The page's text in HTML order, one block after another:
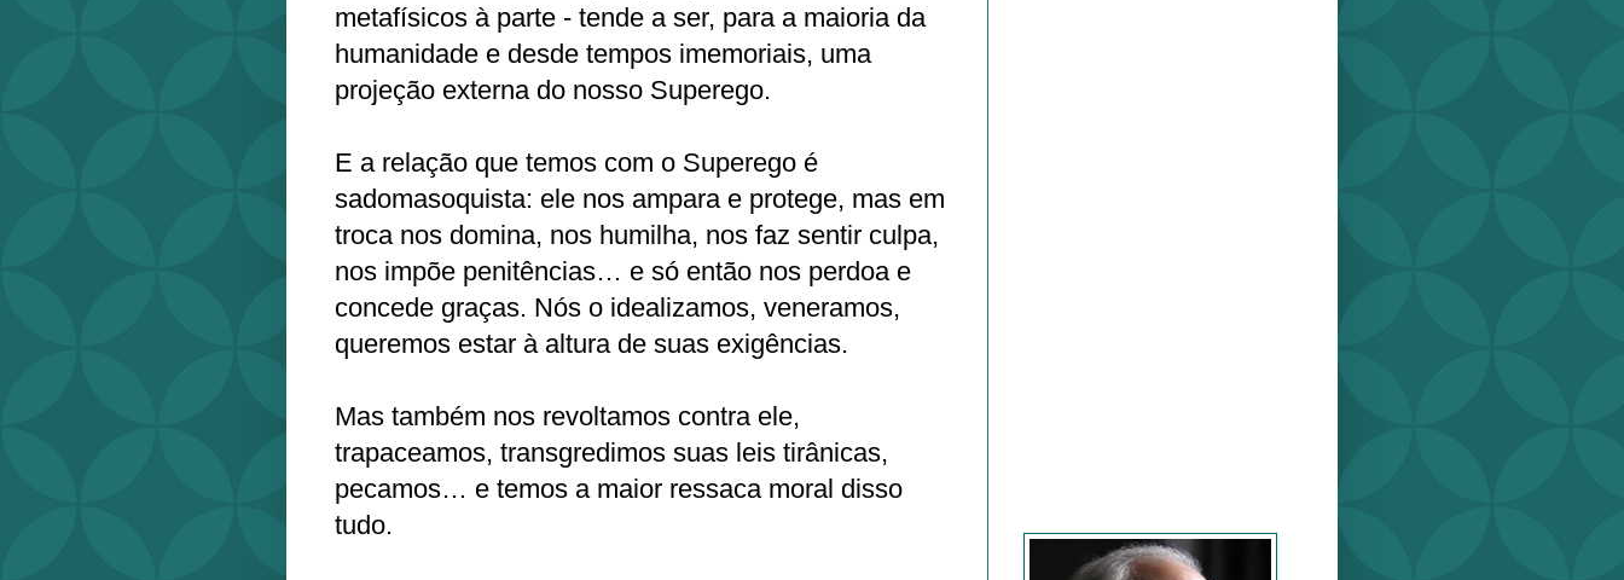
metafísicos à parte - tende a ser, para a maioria da
humanidade e desde tempos imemoriais, uma
projeção externa do nosso Superego.
E a relação que temos com o Superego é
sadomasoquista: ele nos ampara e protege, mas em
troca nos domina, nos humilha, nos faz sentir culpa,
nos impõe penitências… e só então nos perdoa e
concede graças. Nós o idealizamos, veneramos,
queremos estar à altura de suas exigências.
Mas também nos revoltamos contra ele,
trapaceamos, transgredimos suas leis tirânicas,
pecamos… e temos a maior ressaca moral disso
tudo.